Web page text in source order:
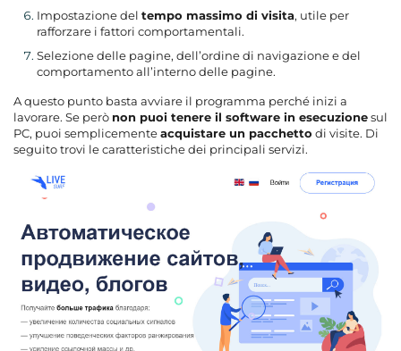
Impostazione del tempo massimo di visita, utile per
rafforzare i fattori comportamentali.
Selezione delle pagine, dell’ordine di navigazione e del
comportamento all’interno delle pagine.
A questo punto basta avviare il programma perché inizi a
lavorare. Se però non puoi tenere il software in esecuzionesul
PC, puoi semplicementeacquistare un pacchetto di visite. Di
seguito trovi le caratteristiche dei principali servizi.